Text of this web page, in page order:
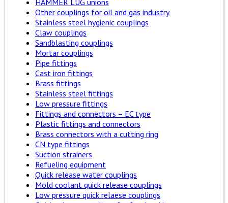
HAMMER LUG unions
Other couplings for oil and gas industry
Stainless steel hygienic couplings
Claw couplings
Sandblasting couplings
Mortar couplings
Pipe fittings
Cast iron fittings
Brass fittings
Stainless steel fittings
Low pressure fittings
Fittings and connectors – EC type
Plastic fittings and connectors
Brass connectors with a cutting ring
CN type fittings
Suction strainers
Refueling equipment
Quick release water couplings
Mold coolant quick release couplings
Low pressure quick relaese couplings